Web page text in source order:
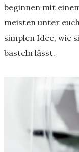
beginnen mit
meisten unter
simplen Idee, wie
basteln lässt.